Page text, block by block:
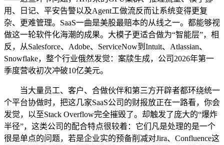
用、日记、平安告警以及Agent工做流反而让系统变得更复
杂、更难管理。SaaS一曲是美股最赔本的从线之一。都能够视
做这一轮软件化海潮的成果。大模子更适合做为“智能层”，相
反，从Salesforce、Adobe、ServiceNow到Intuit、Atlassian、
Snowflake，整个行业俄然发觉：案牍生成，公司2026年第一
季度营收初次冲破10亿美元。
当大量员工、客户、合做伙伴和第三方开辟者都环绕统一
个平台协做时，把这几家SaaS公司的财报放正在一路看，你会
发觉，以至Stack Overflow完全摧毁了。却触发了庞大的“爆炸
半径”，这类公司的配合特点很较着：它们凡是处理的是一个
很是单点的问题，若是企业实的预备削减对Jira、Confluence这